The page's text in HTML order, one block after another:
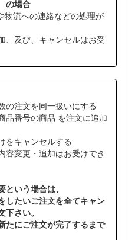
の場合
流への連絡などの処理が
、及び、キャンセルはお受
注文を同一扱いにする
番号の商品 を注文に追加
キャンセルする
容変更・追加はお受けでき
という場合は、
したいご注文を全てキャン
下さい。
たにご注文が完了するまで